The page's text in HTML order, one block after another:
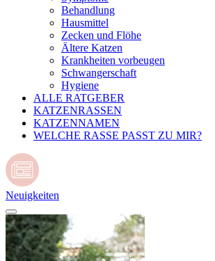
Behandlung
Hausmittel
Zecken und Flöhe
Ältere Katzen
Krankheiten vorbeugen
Schwangerschaft
Hygiene
ALLE RATGEBER
KATZENRASSEN
KATZENNAMEN
WELCHE RASSE PASST ZU MIR?
Neuigkeiten